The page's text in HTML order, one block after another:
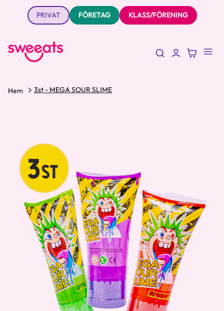
PRIVAT FÖRETAG KLASS/FÖRENING
Hem 3st - MEGA SOUR SLIME